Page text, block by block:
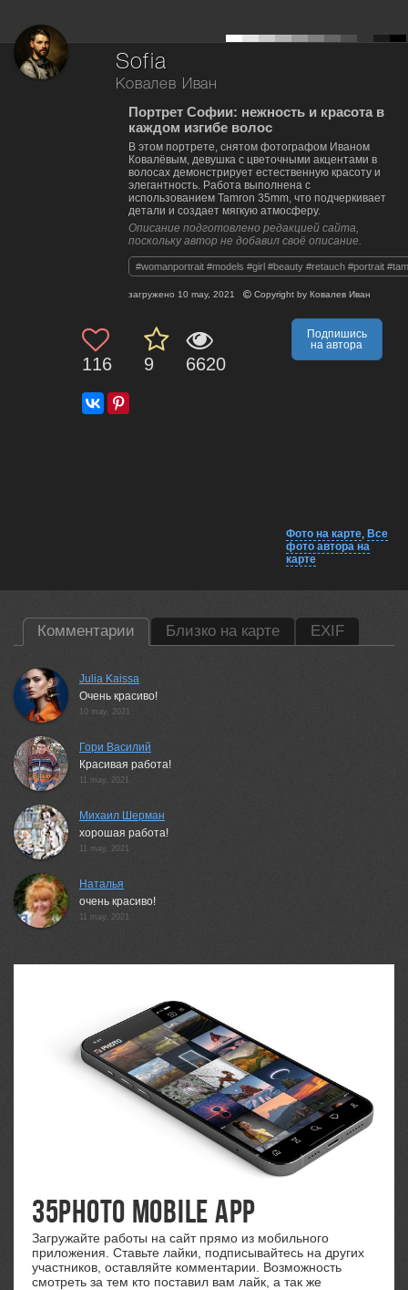
Sofia
Ковалев Иван
Портрет Софии: нежность и красота в
каждом изгибе волос
В этом портрете, снятом фотографом Иваном
Ковалёвым, девушка с цветочными акцентами в
волосах демонстрирует естественную красоту и
элегантность. Работа выполнена с
использованием Tamron 35mm, что подчеркивает
детали и создает мягкую атмосферу.
Описание подготовлено редакцией сайта,
поскольку автор не добавил своё описание.
#womanportrait #models #girl #beauty #retauch #portrait
загружено 10 may, 2021 Copyright by Ковалев Иван
116 9 6620
Подпишись
на автора
Фото на карте, Все
фото автора на
карте
Комментарии Близко на карте EXIF
Julia Kaissa
Очень красиво!
10 may, 2021
Гори Василий
Красивая работа!
11 may, 2021
Михаил Шерман
хорошая работа!
11 may, 2021
Наталья
очень красиво!
11 may, 2021
35PHOTO Mobile App
Загружайте работы на сайт прямо из мобильного
приложения. Ставьте лайки, подписывайтесь на других
участников, оставляйте комментарии. Возможность
смотреть за тем кто поставил вам лайк, а так же